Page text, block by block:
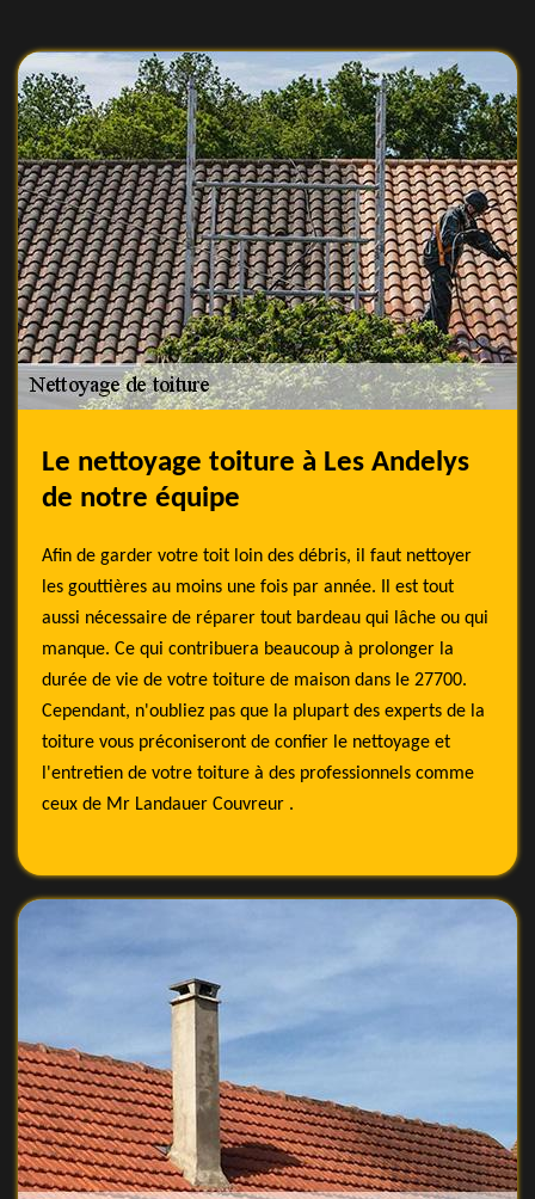
Le nettoyage toiture à Les Andelys
de notre équipe
Afin de garder votre toit loin des débris, il faut nettoyer
les gouttières au moins une fois par année. Il est tout
aussi nécessaire de réparer tout bardeau qui lâche ou qui
manque. Ce qui contribuera beaucoup à prolonger la
durée de vie de votre toiture de maison dans le 27700.
Cependant, n'oubliez pas que la plupart des experts de la
toiture vous préconiseront de confier le nettoyage et
l'entretien de votre toiture à des professionnels comme
ceux de Mr Landauer Couvreur .